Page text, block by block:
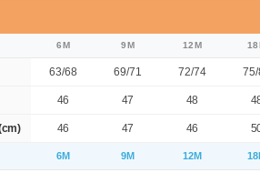
6M 9M 12M
63/68 69/71 72/74
46 47 48
46 47 46
6M 9M 12M